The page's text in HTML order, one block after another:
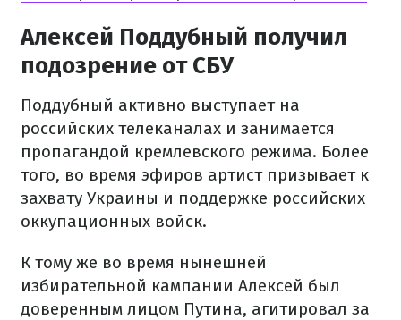
Алексей Поддубный получил
подозрение от СБУ
Поддубный активно выступает на
российских телеканалах и занимается
пропагандой кремлевского режима. Более
того, во время эфиров артист призывает к
захвату Украины и поддержке российских
оккупационных войск.
К тому же во время нынешней
избирательной кампании Алексей был
доверенным лицом Путина, агитировал за